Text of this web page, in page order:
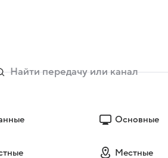
Основные
Местные